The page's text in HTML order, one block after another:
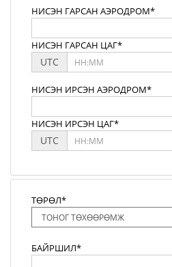
НИСЭН ГАРСАН АЭРОДРОМ*
НИСЭН ГАРСАН ЦАГ*
UTC
НИСЭН ИРСЭН АЭРОДРОМ*
НИСЭН ИРСЭН ЦАГ*
UTC
ТӨРӨЛ*
БАЙРШИЛ*